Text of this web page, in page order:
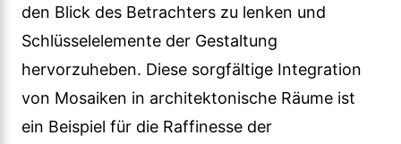
den Blick des Betrachters zu lenken und
Schlüsselelemente der Gestaltung
hervorzuheben. Diese sorgfältige Integration
von Mosaiken in architektonische Räume ist
ein Beispiel für die Raffinesse der